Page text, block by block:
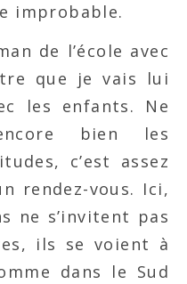
improbable.
de l’école avec
que je vais lui
les enfants. Ne
bien les
c’est assez
rendez-vous. Ici,
ne s’invitent pas
ils se voient à
dans le Sud